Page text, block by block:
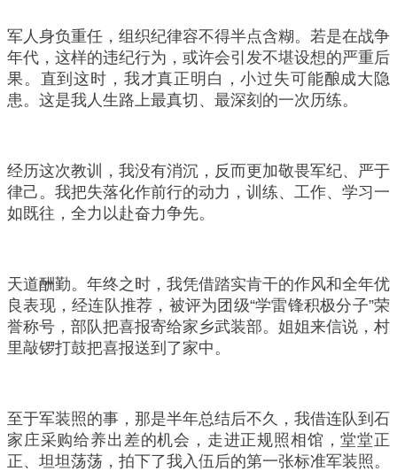
军人身负重任，组织纪律容不得半点含糊。若是在战争
年代，这样的违纪行为，或许会引发不堪设想的严重后
果。直到这时，我才真正明白，小过失可能酿成大隐
患。这是我人生路上最真切、最深刻的一次历练。
经历这次教训，我没有消沉，反而更加敬畏军纪、严于
律己。我把失落化作前行的动力，训练、工作、学习一
如既往，全力以赴奋力争先。
天道酬勤。年终之时，我凭借踏实肯干的作风和全年优
良表现，经连队推荐，被评为团级“学雷锋积极分子”荣
誉称号，部队把喜报寄给家乡武装部。姐姐来信说，村
里敲锣打鼓把喜报送到了家中。
至于军装照的事，那是半年总结后不久，我借连队到石
家庄采购给养出差的机会，走进正规照相馆，堂堂正
正、坦坦荡荡，拍下了我入伍后的第一张标准军装照。